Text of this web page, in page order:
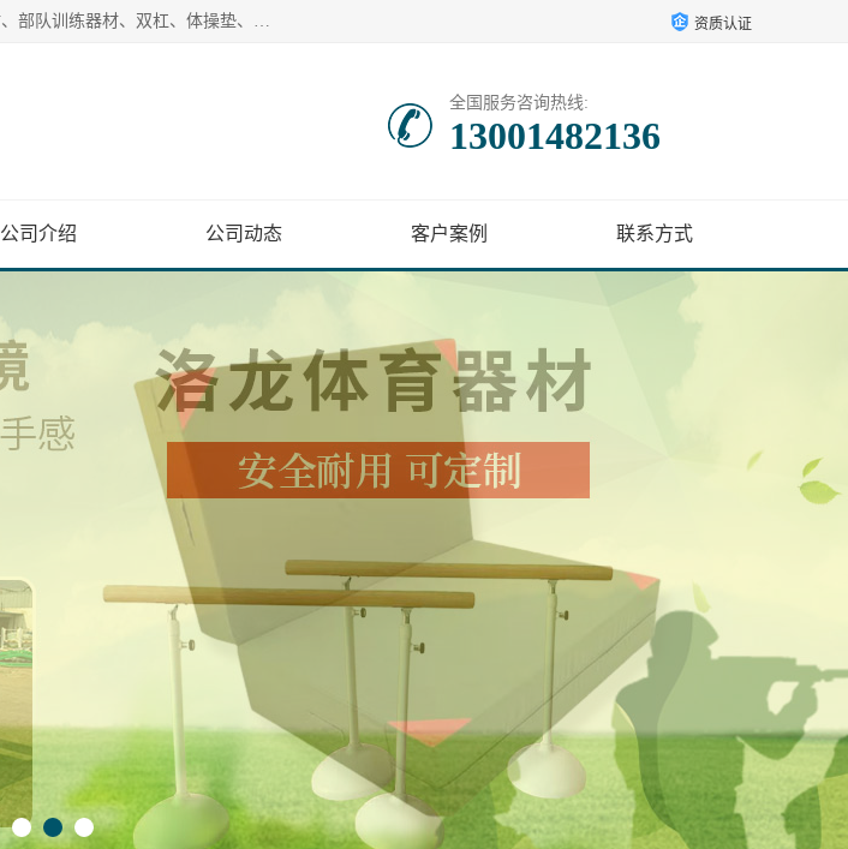
【1分钟前更新】盐山洛龙体育器材销售有限公司批量供应：300米障碍器材、400米障碍器材、部队训练器材、双杠、体操垫、舞蹈把杆等产品。盐山洛龙体育器材销售有限公司经过多年的发展，集研发，生产，销售，售后服务为一体. 奉行“质量，信誉，服务”的宗旨，以开拓创新的精神和真诚守信的态度积极进取。 资质认证
全国服务咨询热线:
13001482136
公司介绍 公司动态 客户案例 联系方式